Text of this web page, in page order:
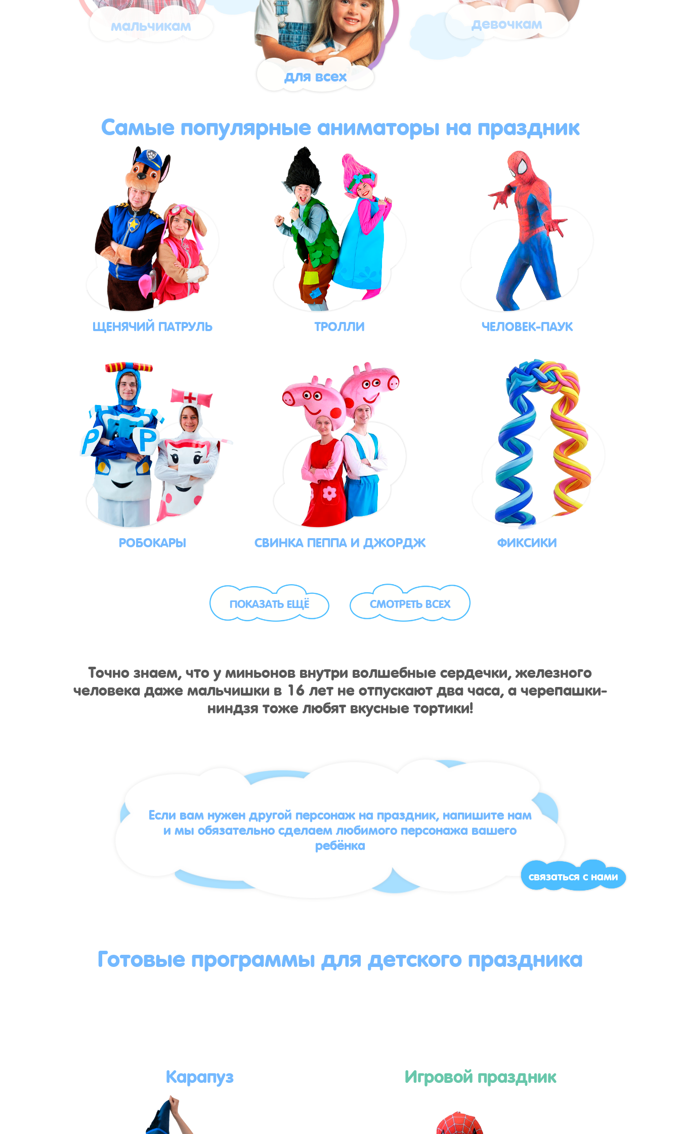
мальчикам
для всех
девочкам
Самые популярные аниматоры на праздник
ЩЕНЯЧИЙ ПАТРУЛЬ ТРОЛЛИ ЧЕЛОВЕК-ПАУК
РОБОКАРЫ СВИНКА ПЕППА И ДЖОРДЖ ФИКСИКИ
ПОКАЗАТЬ ЕЩЁ СМОТРЕТЬ ВСЕХ
Точно знаем, что у миньонов внутри волшебные сердечки, железного
человека даже мальчишки в 16 лет не отпускают два часа, а черепашки-
ниндзя тоже любят вкусные тортики!
Если вам нужен другой персонаж на праздник, напишите нам
и мы обязательно сделаем любимого персонажа вашего
ребёнка
связаться с нами
Готовые программы для детского праздника
Карапуз Игровой праздник